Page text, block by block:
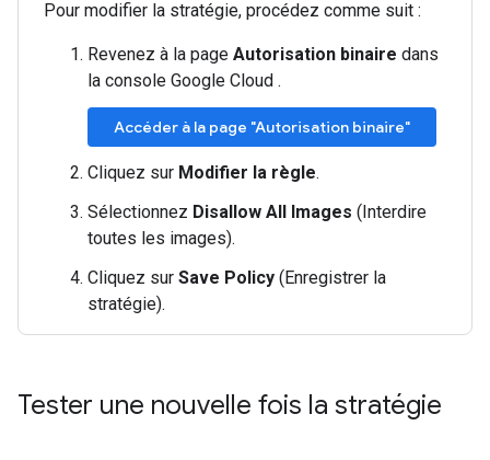
Pour modifier la stratégie, procédez comme suit :
Revenez à la page Autorisation binaire dans
la console Google Cloud .
Accéder à la page "Autorisation binaire"
Cliquez sur Modifier la règle.
Sélectionnez Disallow All Images (Interdire
toutes les images).
Cliquez sur Save Policy (Enregistrer la
stratégie).
Tester une nouvelle fois la stratégie